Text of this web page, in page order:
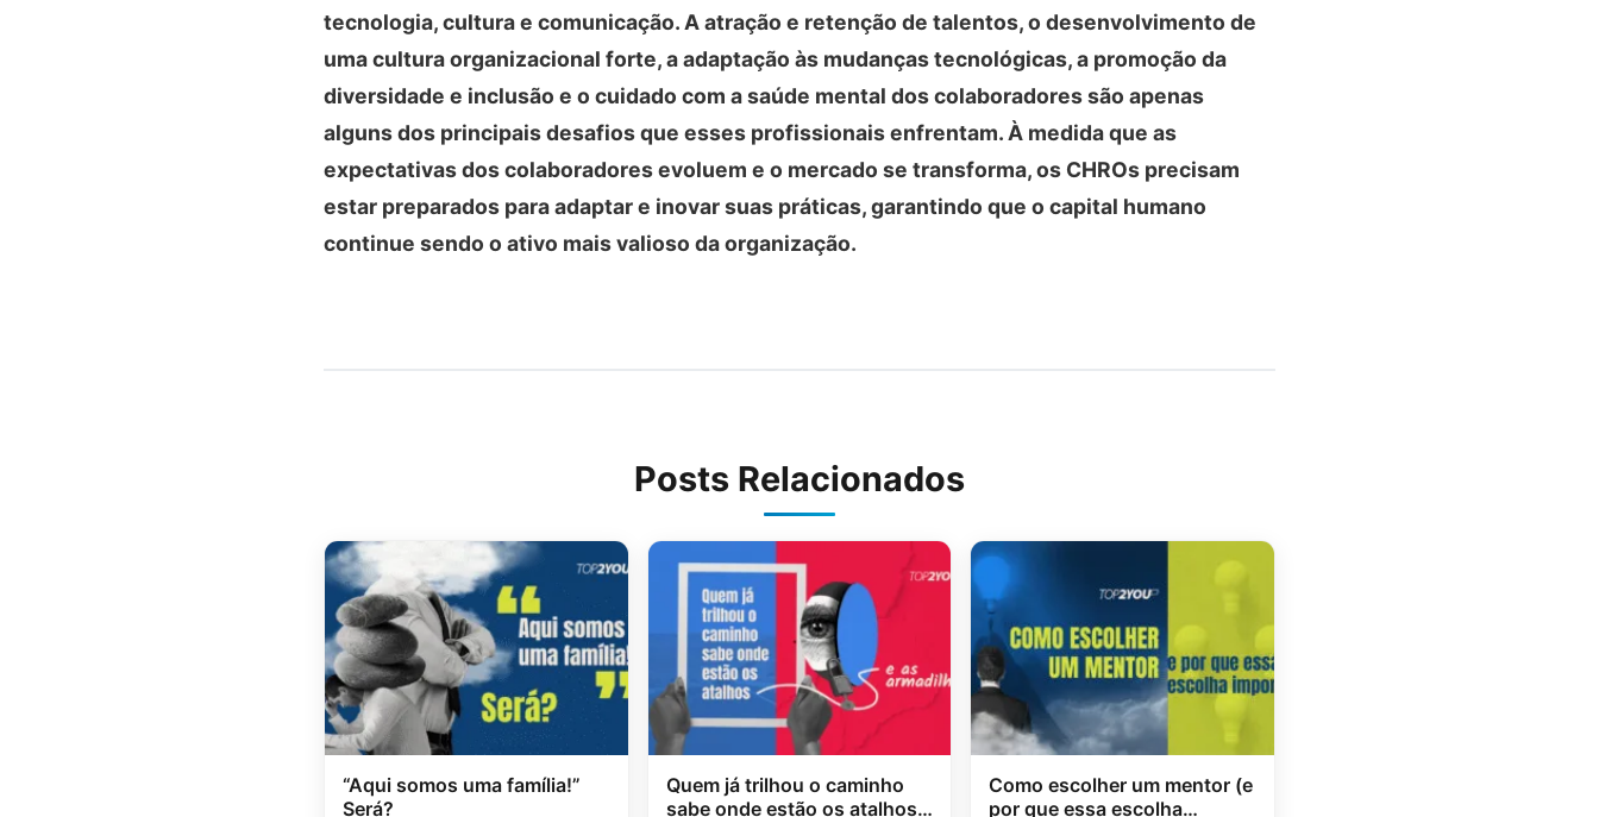
tecnologia, cultura e comunicação. A atração e retenção de talentos, o desenvolvimento de
uma cultura organizacional forte, a adaptação às mudanças tecnológicas, a promoção da
diversidade e inclusão e o cuidado com a saúde mental dos colaboradores são apenas
alguns dos principais desafios que esses profissionais enfrentam. À medida que as
expectativas dos colaboradores evoluem e o mercado se transforma, os CHROs precisam
estar preparados para adaptar e inovar suas práticas, garantindo que o capital humano
continue sendo o ativo mais valioso da organização.
Posts Relacionados
“Aqui somos uma família!”
Será?
Quem já trilhou o caminho
sabe onde estão os atalhos
Como escolher um mentor (e
por que essa escolha